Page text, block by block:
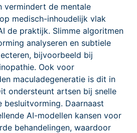
vermindert de mentale
medisch-inhoudelijk vlak
de praktijk. Slimme algoritmen
analyseren en subtiele
bijvoorbeeld bij
Ook voor
maculadegeneratie is dit in
ondersteunt artsen bij snelle
besluitvorming. Daarnaast
AI-modellen kansen voor
behandelingen, waardoor